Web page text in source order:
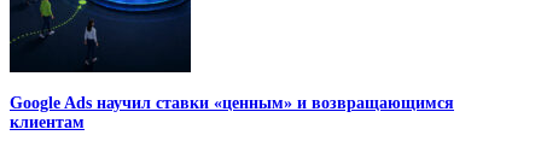
Google Ads научил ставки «ценным» и возвращающимся
клиентам